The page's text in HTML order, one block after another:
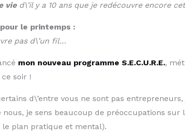
vied\’il y a 10 ans que je redécouvre encore
le printemps :
pas d\’un fil…
mon nouveau programme S.E.C.U.R.E.,
soir !
d\’entre vous ne sont pas
nous, je sens beaucoup de préoccupations sur
le plan pratique et mental).